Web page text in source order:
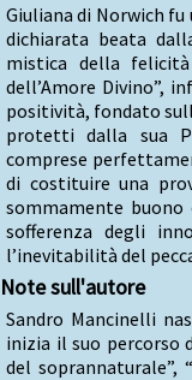
Giuliana di Norwich fu
dichiarata beata
mistica della
dell’Amore Divino”,
positività, fondato
protetti dalla sua
comprese
di costituire una
sommamente
sofferenza degli
l’inevitabilità del
Note sull'autore
Sandro Mancinelli
inizia il suo percorso
del soprannaturale”,